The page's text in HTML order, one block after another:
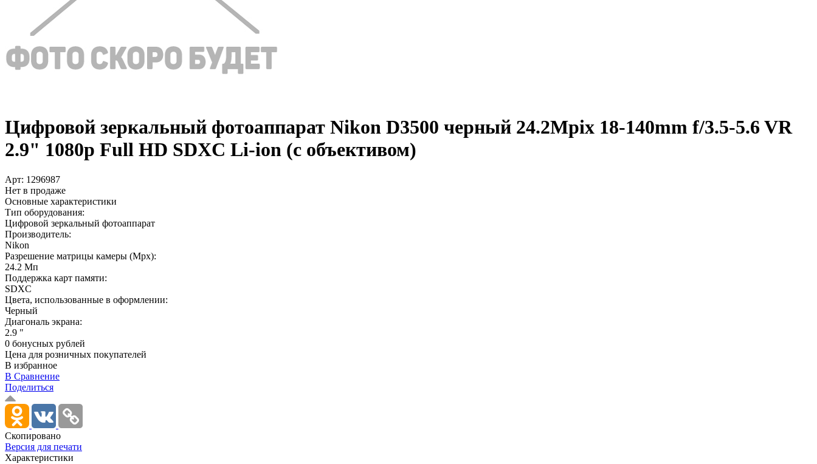
Цифровой зеркальный фотоаппарат Nikon D3500 черный 24.2Mpix 18-140mm f/­3.5-5.6 VR
2.9" 1080p Full HD SDXC Li-ion (с объективом)
Арт: 1296987
Нет в продаже
Основные характеристики
Тип оборудования:
Цифровой зеркальный фотоаппарат
Производитель:
Nikon
Разрешение матрицы камеры (Mpx):
24.2 Мп
Поддержка карт памяти:
SDXC
Цвета, использованные в оформлении:
Черный
Диагональ экрана:
2.9 "
0 бонусных рублей
Цена для розничных покупателей
В избранное
В Сравнение
Поделиться
Скопировано
Версия для печати
Характеристики